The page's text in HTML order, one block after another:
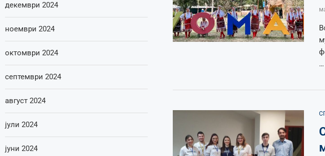
…
декември 2024
ноември 2024
октомври 2024
септември 2024
август 2024
јули 2024
јуни 2024